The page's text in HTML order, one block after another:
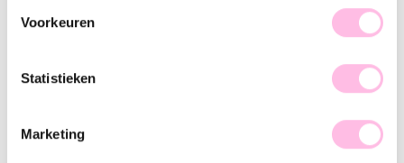
Voorkeuren
Statistieken
Marketing